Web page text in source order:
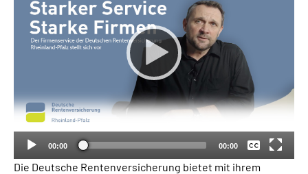
Mein Kundenportal
00:00 00:00
Keine
Die Deutsche Rentenversicherung bietet mit ihrem